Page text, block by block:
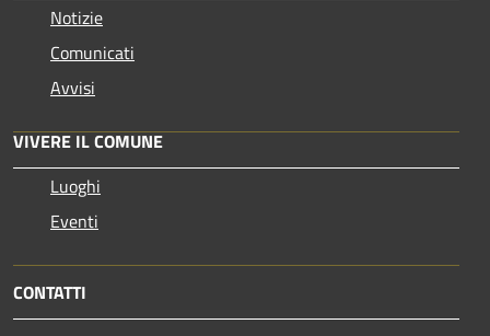
Notizie
Comunicati
Avvisi
VIVERE IL COMUNE
Luoghi
Eventi
CONTATTI